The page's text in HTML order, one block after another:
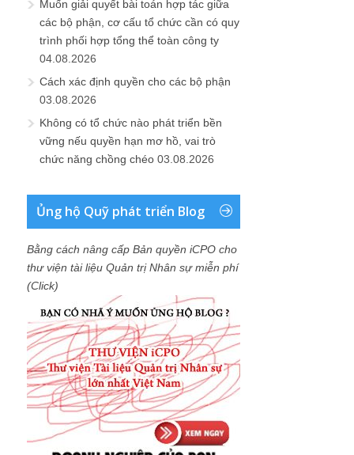
Muốn giải quyết bài toán hợp tác giữa
các bộ phận, cơ cấu tổ chức cần có quy
trình phối hợp tổng thể toàn công ty
04.08.2026
Cách xác định quyền cho các bộ phận
03.08.2026
Không có tổ chức nào phát triển bền
vững nếu quyền hạn mơ hồ, vai trò
chức năng chồng chéo 03.08.2026
Ủng hộ Quỹ phát triển Blog
Bằng cách nâng cấp Bản quyền iCPO cho
thư viện tài liệu Quản trị Nhân sự miễn phí
(Click)